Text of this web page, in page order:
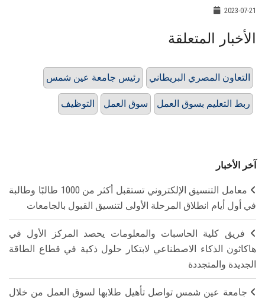
2023-07-21
الأخبار المتعلقة
رئيس جامعة عين شمس التعاون المصري البريطاني
التوظيف سوق العمل ربط التعليم بسوق العمل
آخر الأخبار
معامل التنسيق الإلكتروني تستقبل أكثر من 1000 طالبًا وطالبة
في أول أيام انطلاق المرحلة الأولى لتنسيق القبول بالجامعات
فريق كلية الحاسبات والمعلومات يحصد المركز الأول في
هاكاثون الذكاء الاصطناعي لابتكار حلول ذكية في قطاع الطاقة
الجديدة والمتجددة
جامعة عين شمس تواصل تأهيل طلابها لسوق العمل من خلال